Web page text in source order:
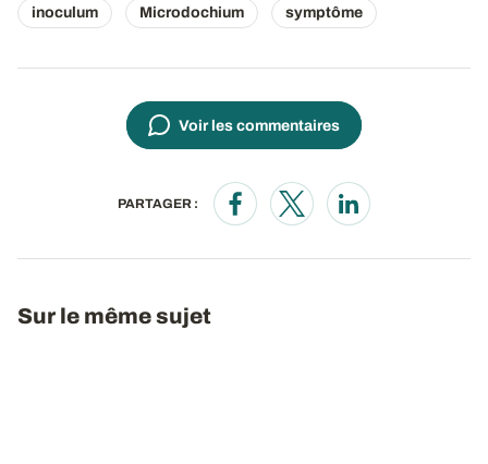
inoculum Microdochium symptôme
Voir les commentaires
PARTAGER :
Opens in a new window
Opens in a new window
Opens in a new
Sur le même sujet